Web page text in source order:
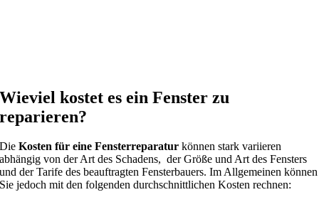
Wieviel kostet es ein Fenster zu
reparieren?
DieKosten für eine Fensterreparatur können stark variieren
abhängig von der Art des Schadens, der Größe und Art des Fensters
und der Tarife des beauftragten Fensterbauers. Im Allgemeinen können
Sie jedoch mit den folgenden durchschnittlichen Kosten rechnen: